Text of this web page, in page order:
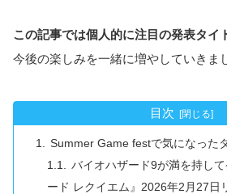
この記事では個人的に注目の発表タイ
今後の楽しみを一緒に増やしていきま
目次
Summer Game festで気になった
バイオハザード9が満を持し
ード レクイエム』2026年2月27日